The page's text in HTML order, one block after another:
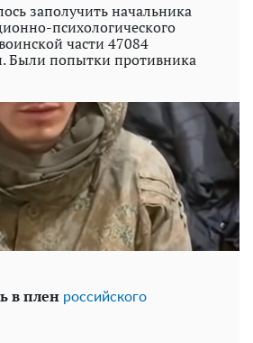
заполучить начальника
психологического
части 47084
Были попытки противника
в плен российского